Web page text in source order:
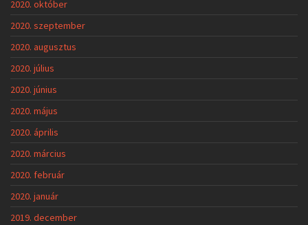
2020. október
2020. szeptember
2020. augusztus
2020. július
2020. június
2020. május
2020. április
2020. március
2020. február
2020. január
2019. december